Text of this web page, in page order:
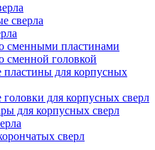
сверла
сменными пластинами
сменной головкой
для корпусных
для корпусных сверл
для корпусных сверл
сверл